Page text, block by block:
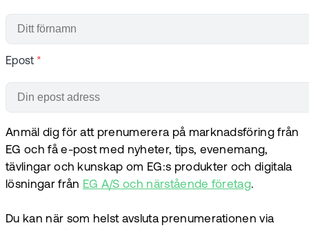
Epost *
Anmäl dig för att prenumerera på marknadsföring från
EG och få e-post med nyheter, tips, evenemang,
tävlingar och kunskap om EG:s produkter och digitala
lösningar från EG A/S och närstående företag.
Du kan när som helst avsluta prenumerationen via